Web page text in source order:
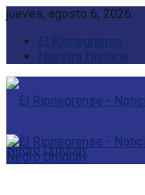
jueves, agosto 6, 2026
El Rionegrense
Nuestra Historia